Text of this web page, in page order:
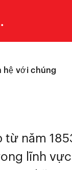
hệ với chúng
năm
lĩnh